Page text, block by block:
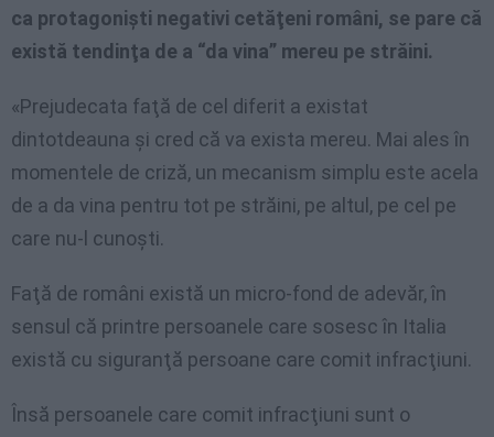
ca protagonişti negativi cetăţeni români, se pare că
există tendinţa de a “da vina” mereu pe străini.
«Prejudecata faţă de cel diferit a existat
dintotdeauna şi cred că va exista mereu. Mai ales în
momentele de criză, un mecanism simplu este acela
de a da vina pentru tot pe străini, pe altul, pe cel pe
care nu-l cunoşti.
Faţă de români există un micro-fond de adevăr, în
sensul că printre persoanele care sosesc în Italia
există cu siguranţă persoane care comit infracţiuni.
Însă persoanele care comit infracţiuni sunt o